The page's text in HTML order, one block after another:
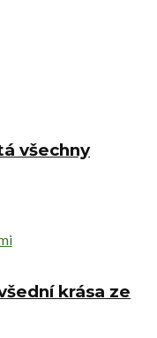
všechny
krása ze